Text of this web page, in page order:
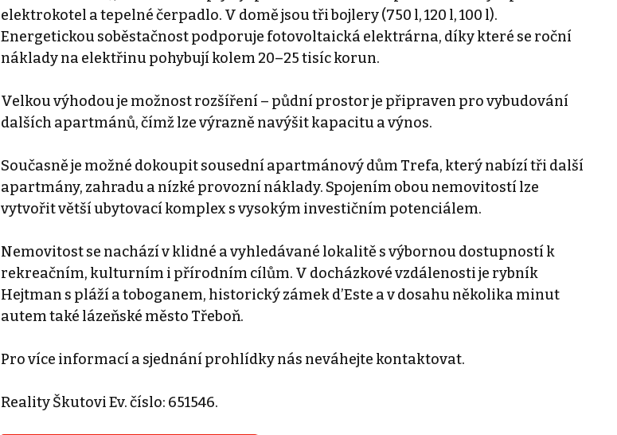
elektrokotel a tepelné čerpadlo. V domě jsou tři bojlery (750 l, 120 l, 100 l).
Energetickou soběstačnost podporuje fotovoltaická elektrárna, díky které se roční
náklady na elektřinu pohybují kolem 20–25 tisíc korun.
Velkou výhodou je možnost rozšíření – půdní prostor je připraven pro vybudování
dalších apartmánů, čímž lze výrazně navýšit kapacitu a výnos.
Současně je možné dokoupit sousední apartmánový dům Trefa, který nabízí tři další
apartmány, zahradu a nízké provozní náklady. Spojením obou nemovitostí lze
vytvořit větší ubytovací komplex s vysokým investičním potenciálem.
Nemovitost se nachází v klidné a vyhledávané lokalitě s výbornou dostupností k
rekreačním, kulturním i přírodním cílům. V docházkové vzdálenosti je rybník
Hejtman s pláží a toboganem, historický zámek d’Este a v dosahu několika minut
autem také lázeňské město Třeboň.
Pro více informací a sjednání prohlídky nás neváhejte kontaktovat.
Reality Škutovi Ev. číslo: 651546.